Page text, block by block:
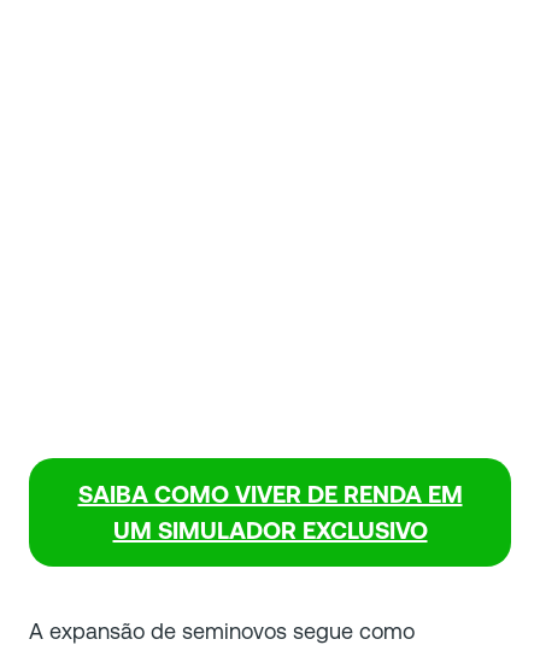
SAIBA COMO VIVER DE RENDA EM
UM SIMULADOR EXCLUSIVO
A expansão de seminovos segue como